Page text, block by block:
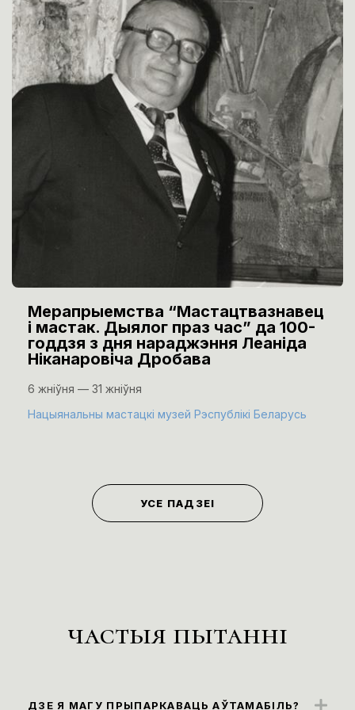
Мерапрыемства “Мастацтвазнавец
і мастак. Дыялог праз час” да 100-
годдзя з дня нараджэння Леаніда
Ніканаровіча Дробава
6 жніўня — 31 жніўня
Нацыянальны мастацкі музей Рэспублікі Беларусь
УСЕ ПАДЗЕІ
частыя пытанні
ДЗЕ Я МАГУ ПРЫПАРКАВАЦЬ АЎТАМАБІЛЬ?